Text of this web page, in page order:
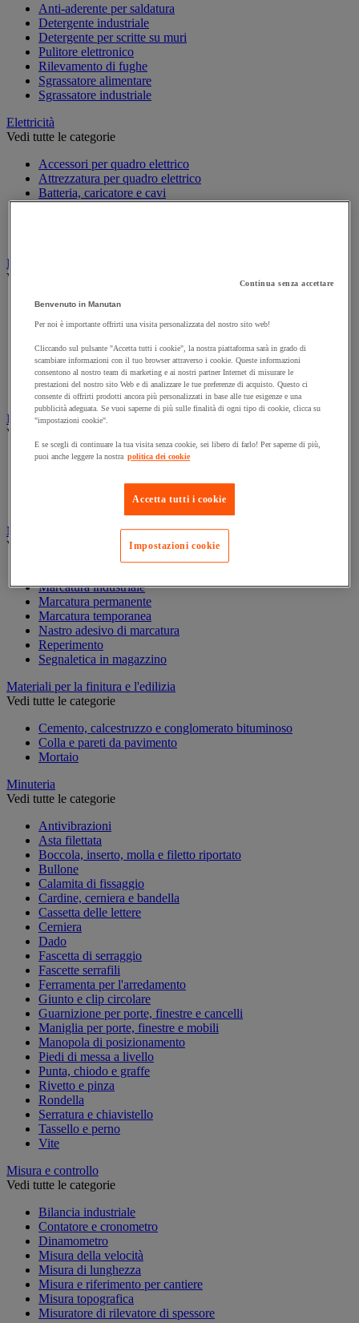
Anti-aderente per saldatura
Detergente industriale
Detergente per scritte su muri
Pulitore elettronico
Rilevamento di fughe
Sgrassatore alimentare
Sgrassatore industriale
Elettricità
Vedi tutte le categorie
Accessori per quadro elettrico
Attrezzatura per quadro elettrico
Batteria, caricatore e cavi
Cavo elettrico
Illuminazione
Vedi tutte le categorie
Illuminazione interna ed esterna
Lampada da officina
Lampada portatile
Lampadina
Proiettore da cantiere
Torcia
Ingrassaggio e lubrificazione
Vedi tutte le categorie
Anti-aderente
Lubrificante e sbloccante
Marcatura
Vedi tutte le categorie
Marcatura industriale
Marcatura permanente
Marcatura temporanea
Nastro adesivo di marcatura
Reperimento
Segnaletica in magazzino
Materiali per la finitura e l'edilizia
Vedi tutte le categorie
Cemento, calcestruzzo e conglomerato bituminoso
Colla e pareti da pavimento
Mortaio
Minuteria
Vedi tutte le categorie
Antivibrazioni
Asta filettata
Boccola, inserto, molla e filetto riportato
Bullone
Calamita di fissaggio
Cardine, cerniera e bandella
Cassetta delle lettere
Cerniera
Dado
Fascetta di serraggio
Fascette serrafili
Ferramenta per l'arredamento
Giunto e clip circolare
Guarnizione per porte, finestre e cancelli
Maniglia per porte, finestre e mobili
Manopola di posizionamento
Piedi di messa a livello
Punta, chiodo e graffe
Rivetto e pinza
Rondella
Serratura e chiavistello
Tassello e perno
Vite
Misura e controllo
Vedi tutte le categorie
Bilancia industriale
Contatore e cronometro
Dinamometro
Misura della velocità
Misura di lunghezza
Misura e riferimento per cantiere
Misura topografica
Misuratore di rilevatore di spessore
Continua senza accettare
Benvenuto in Manutan
Per noi è importante offrirti una visita personalizzata del nostro sito web!
Cliccando sul pulsante "Accetta tutti i cookie", la nostra piattaforma sarà in grado di
scambiare informazioni con il tuo browser attraverso i cookie. Queste informazioni
consentono al nostro team di marketing e ai nostri partner Internet di misurare le
prestazioni del nostro sito Web e di analizzare le tue preferenze di acquisto. Questo ci
consente di offrirti prodotti ancora più personalizzati in base alle tue esigenze e una
pubblicità adeguata. Se vuoi saperne di più sulle finalità di ogni tipo di cookie, clicca su
"impostazioni cookie".
E se scegli di continuare la tua visita senza cookie, sei libero di farlo! Per saperne di più,
puoi anche leggere la nostra politica dei cookie
Accetta tutti i cookie
Impostazioni cookie